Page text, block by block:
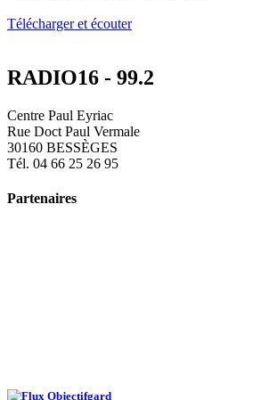
Télécharger et écouter
RADIO16 - 99.2
Centre Paul Eyriac
Rue Doct Paul Vermale
30160 BESSÈGES
Tél. 04 66 25 26 95
Partenaires
Objectifgard